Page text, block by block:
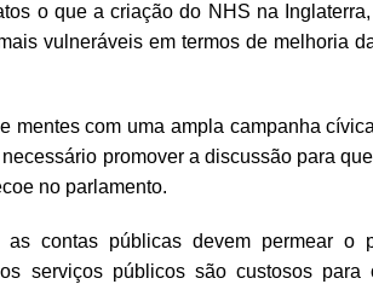
o que a criação do NHS na
vulneráveis em termos de melhoria
mentes com uma ampla campanha
promover a discussão para
no parlamento.
contas públicas devem permear o
serviços públicos são custosos para